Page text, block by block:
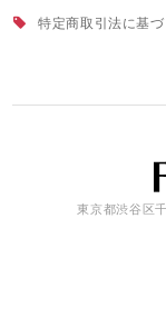
特定商取引法に基
東京都渋谷区